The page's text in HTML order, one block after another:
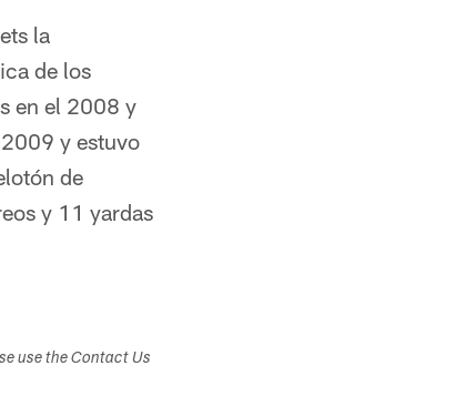
la
de los
en el 2008 y
y estuvo
de
y 11 yardas
use the Contact Us